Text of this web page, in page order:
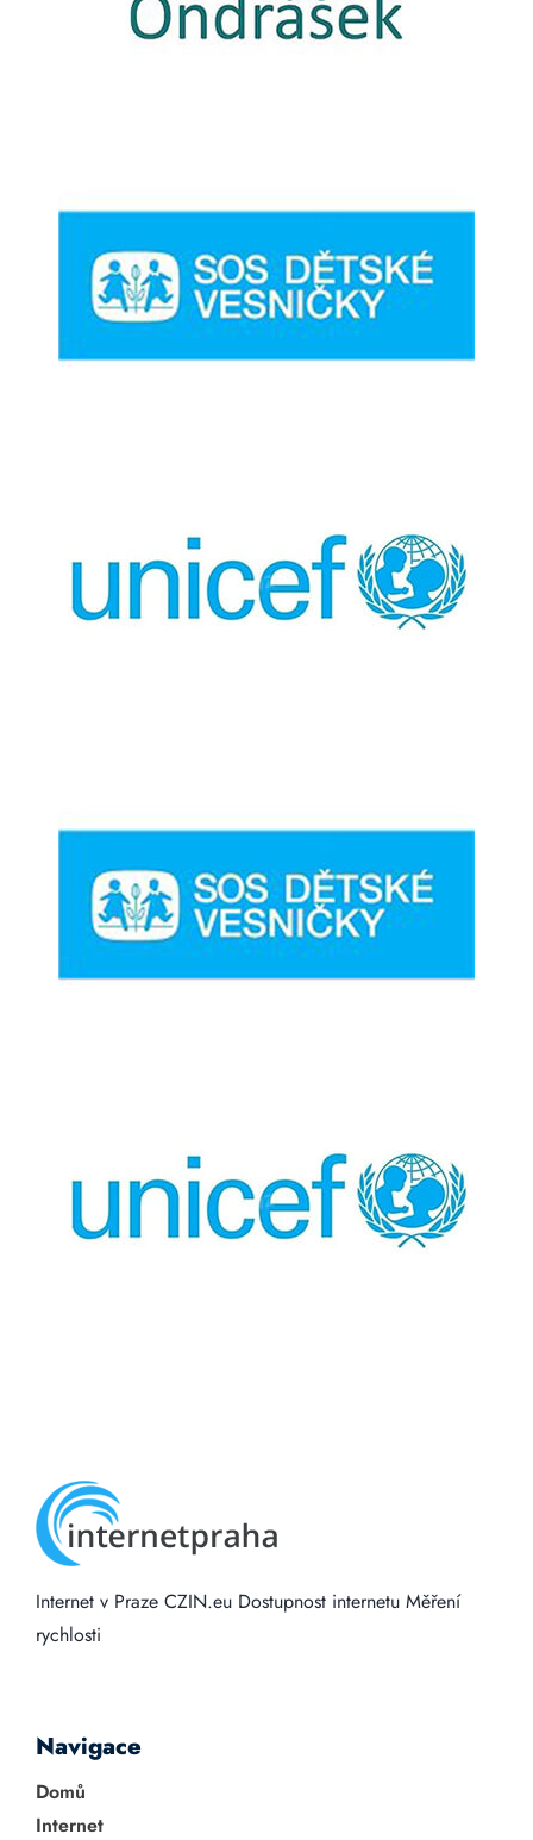
Internet v Praze CZIN.eu Dostupnost internetu Měření
rychlosti
Navigace
Domů
Internet